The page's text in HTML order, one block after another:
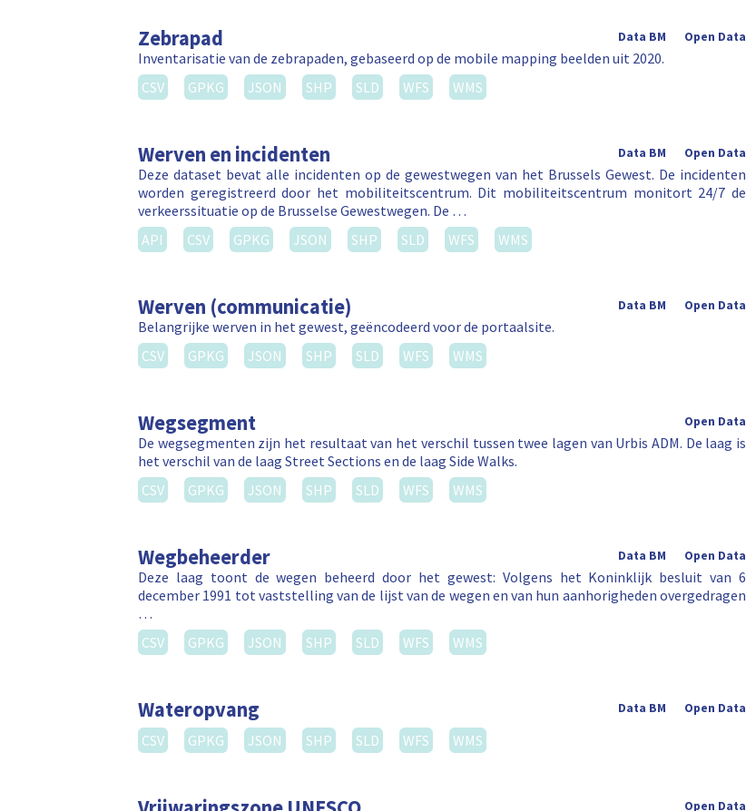
Zebrapad Open Data
Data BM
Inventarisatie van de zebrapaden, gebaseerd op de mobile mapping beelden uit 2020.
CSV
GPKG JSON SHP SLD WFS WMS
Werven en incidenten Open Data
Data BM
Deze dataset bevat alle incidenten op de gewestwegen van het Brussels Gewest. De incidenten
worden geregistreerd door het mobiliteitscentrum. Dit mobiliteitscentrum monitort 24/7 de
verkeerssituatie op de Brusselse Gewestwegen. De …
API
CSV GPKG JSON SHP SLD WFS WMS
Werven (communicatie) Open Data
Data BM
Belangrijke werven in het gewest, geëncodeerd voor de portaalsite.
CSV
GPKG JSON SHP SLD WFS WMS
Wegsegment Open Data
De wegsegmenten zijn het resultaat van het verschil tussen twee lagen van Urbis ADM. De laag is
het verschil van de laag Street Sections en de laag Side Walks.
CSV
GPKG JSON SHP SLD WFS WMS
Wegbeheerder Open Data
Data BM
Deze laag toont de wegen beheerd door het gewest: Volgens het Koninklijk besluit van 6
december 1991 tot vaststelling van de lijst van de wegen en van hun aanhorigheden overgedragen
…
CSV
GPKG JSON SHP SLD WFS WMS
Wateropvang Open Data
Data BM
CSV GPKG JSON SHP SLD WFS WMS
Open Data